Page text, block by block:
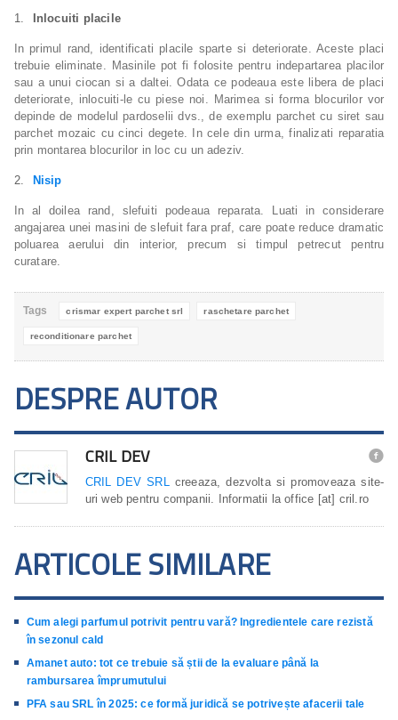
Inlocuiti placile
In primul rand, identificati placile sparte si deteriorate. Aceste placi
trebuie eliminate. Masinile pot fi folosite pentru indepartarea placilor
sau a unui ciocan si a daltei. Odata ce podeaua este libera de placi
deteriorate, inlocuiti-le cu piese noi. Marimea si forma blocurilor vor
depinde de modelul pardoselii dvs., de exemplu parchet cu siret sau
parchet mozaic cu cinci degete. In cele din urma, finalizati reparatia
prin montarea blocurilor in loc cu un adeziv.
Nisip
In al doilea rand, slefuiti podeaua reparata. Luati in considerare
angajarea unei masini de slefuit fara praf, care poate reduce dramatic
poluarea aerului din interior, precum si timpul petrecut pentru
curatare.
Tags crismar expert parchet srl raschetare parchet
reconditionare parchet
DESPRE AUTOR
CRIL DEV 
CRIL DEV SRLcreeaza, dezvolta si promoveaza site-
uri web pentru companii. Informatii la office [at] cril.ro
ARTICOLE SIMILARE
Cum alegi parfumul potrivit pentru vară? Ingredientele care rezistă
în sezonul cald
Amanet auto: tot ce trebuie să știi de la evaluare până la
rambursarea împrumutului
PFA sau SRL în 2025: ce formă juridică se potrivește afacerii tale